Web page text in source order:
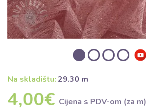
Na skladištu:29.30 m
4,00€ Cijena s PDV-om (za m)